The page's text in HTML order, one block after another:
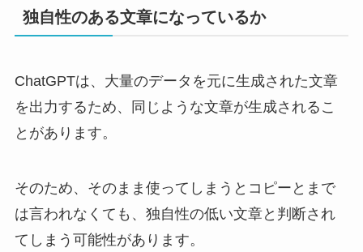
独自性のある文章になっているか
ChatGPTは、大量のデータを元に生成された文章
を出力するため、同じような文章が生成されるこ
とがあります。
そのため、そのまま使ってしまうとコピーとまで
は言われなくても、独自性の低い文章と判断され
てしまう可能性があります。